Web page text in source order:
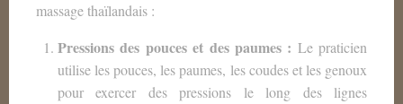
massage thaïlandais :
Pressions des pouces et des paumes : Le praticien
utilise les pouces, les paumes, les coudes et les genoux
pour exercer des pressions le long des lignes